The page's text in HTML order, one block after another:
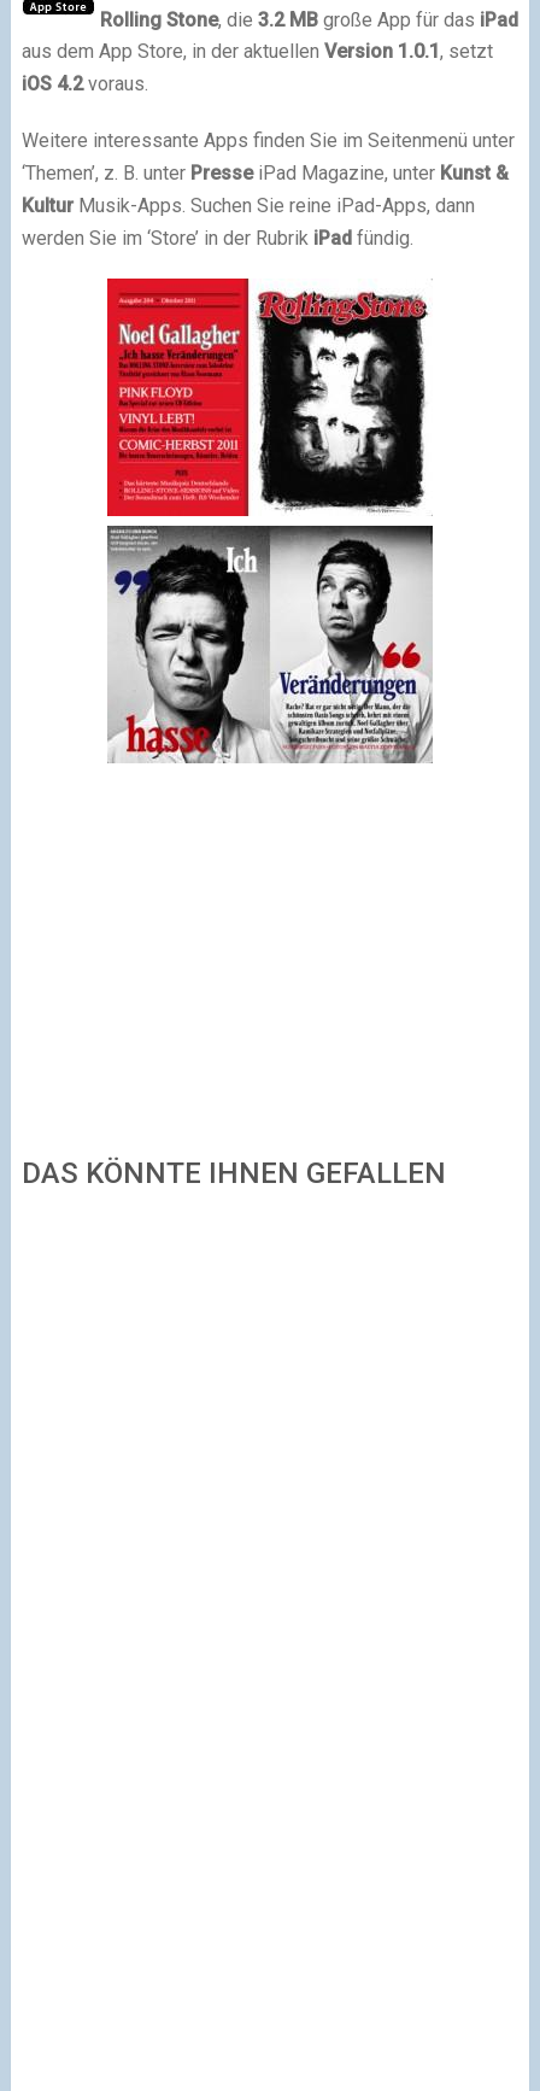
Rolling Stone, die 3.2 MBgroße App für das iPad
aus dem App Store, in der aktuellen Version 1.0.1 , setzt
iOS 4.2voraus.
Weitere interessante Apps finden Sie im Seitenmenü unter
‘Themen’, z. B. unter PresseiPad Magazine, unter Kunst &
KulturMusik-Apps. Suchen Sie reine iPad-Apps, dann
werden Sie im ‘Store’ in der Rubrik iPad fündig.
DAS KÖNNTE IHNEN GEFALLEN